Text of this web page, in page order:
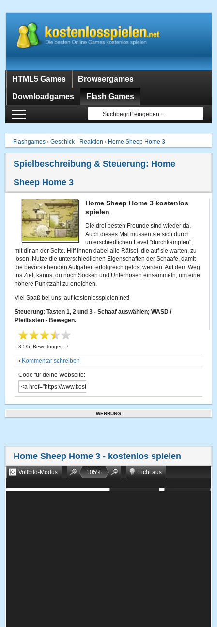
HTML5 Games Browsergames
Downloadgames Flash Games
Flashgames ›Geschick › Reaktion › Home Sheep Home 3
Spielbeschreibung & Steuerung: Home
Sheep Home 3
Home Sheep Home 3 kostenlos
spielen
Die drei besten Freunde sind wieder da.
Auch dieses Mal müssen sie sich durch
unterschiedlichen Level "durchkämpfen",
mit dir an der Seite. Hilf ihnen dabei alle Rätsel, die auf sie warten, zu
lösen. Nutze die unterschiedlichen Eigenschaften der Schaafe, damit
die bevorstehenden Aufgaben erfolgreich gelöst werden. Auf dem Weg
ins Ziel, kannst du noch Socken und Unterhosen einsammeln, um eine
höhere Punktzahl zu erreichen.
Viel Spaß bei uns, auf kostenlosspielen.net!
Steuerung: Tasten 1, 2 und 3 - Schaaf auswählen; WASD /
Pfeiltasten - Bewegen.
3.5/5 , Bewertungen:7
› Kommentar schreiben
Code für deine Webseite:
WERBUNG
Home Sheep Home 3 - kostenlos spielen
Vollbild-Modus 105%
Licht aus